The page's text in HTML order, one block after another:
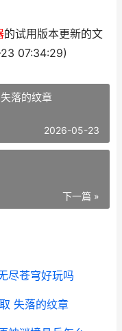
的试用版本更新的文
07:34:29)
落的纹章
2026-05-23
下一篇 »
尽苍穹好玩吗
失落的纹章